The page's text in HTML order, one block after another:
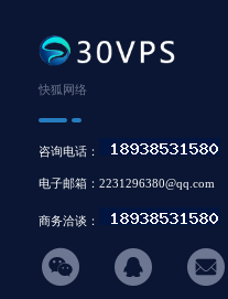
快狐网络
咨询电话：
电子邮箱：2231296380@qq.com
商务洽谈：
hicon34